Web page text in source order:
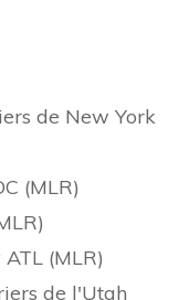
de New York
(MLR)
(MLR)
de l'Utah